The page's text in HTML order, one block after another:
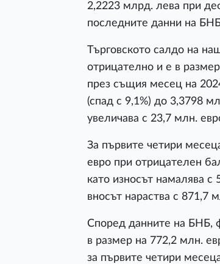
2,2223 млрд. лева при
последните данни на
Търговското салдо на
отрицателно и е в
през същия месец на
(спад с 9,1%) до 3,3798
увеличава с 23,7 млн.
За първите четири
евро при отрицателен
като износът намалява
вносът нараства с 871,7
Според данните на БНБ,
в размер на 772,2 млн.
за първите четири